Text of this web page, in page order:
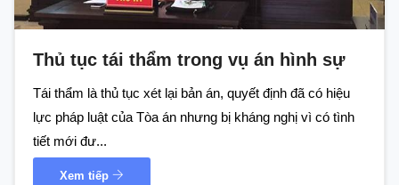
Thủ tục tái thẩm trong vụ án hình sự
Tái thẩm là thủ tục xét lại bản án, quyết định đã có hiệu
lực pháp luật của Tòa án nhưng bị kháng nghị vì có tình
tiết mới đư...
Xem tiếp